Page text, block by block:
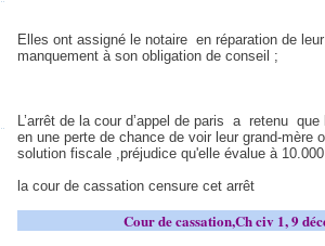
Elles ont assigné le notaire en réparation de
manquement à son obligation de conseil ;
L’arrêt de la cour d’appel de paris a retenu que
en une perte de chance de voir leur grand-mère
solution fiscale ,préjudice qu'elle évalue à
la cour de cassation censure cet arrêt
Cour de cassation,Ch civ 1, 9